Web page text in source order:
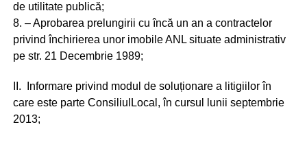
de utilitate publică;
8. – Aprobarea prelungirii cu încă un an a contractelor
privind închirierea unor imobile ANL situate administrativ
pe str. 21 Decembrie 1989;
II. Informare privind modul de soluționare a litigiilor în
care este parte ConsiliulLocal, în cursul lunii septembrie
2013;